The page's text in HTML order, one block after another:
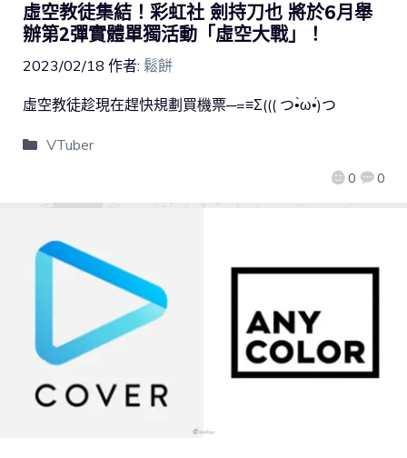
虛空教徒集結！彩虹社 劍持刀也 將於6月舉
辦第2彈實體單獨活動「虛空大戰」！
2023/02/18 作者: 鬆餅
0 0
虛空教徒趁現在趕快規劃買機票─=≡Σ((( つ•̀ω•́)つ
VTuber